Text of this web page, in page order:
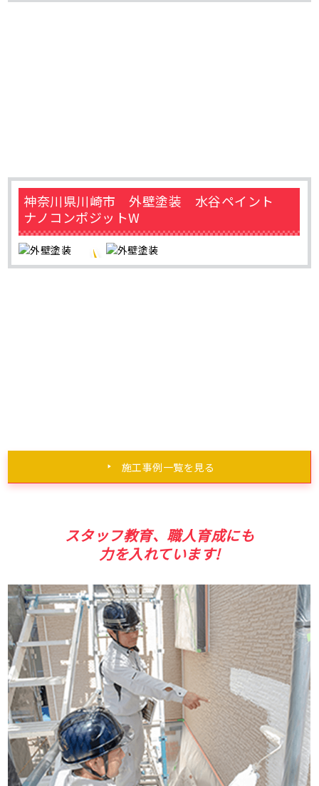
神奈川県川崎市 外壁塗装 水谷ペイント
ナノコンポジットW
施工事例一覧を見る
スタッフ教育、職人育成にも
力を入れています!